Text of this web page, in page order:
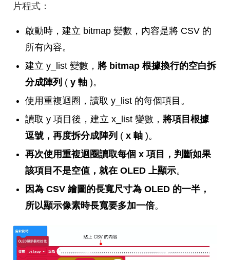
片程式：
啟動時，建立 bitmap 變數，內容是將 CSV 的
所有內容。
建立 y_list 變數， 將 bitmap 根據換行的空白拆
分成陣列 ( y 軸 )。
使用重複迴圈，讀取 y_list 的每個項目。
讀取 y 項目後，建立 x_list 變數， 將項目根據
逗號，再度拆分成陣列 ( x 軸 )。
再次使用重複迴圈讀取每個 x 項目，判斷如果
該項目不是空值，就在 OLED 上顯示。
因為 CSV 繪圖的長寬尺寸為 OLED 的一半，
所以顯示像素時長寬要多加一倍。